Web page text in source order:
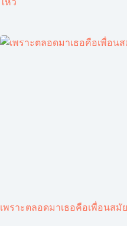
เพราะตลอดมาเธอคือเพื่อนสมั